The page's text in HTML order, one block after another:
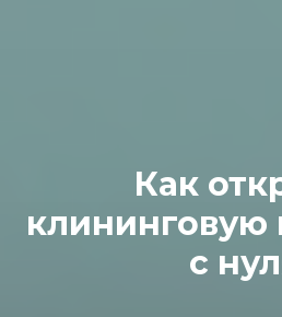
Кaк
с